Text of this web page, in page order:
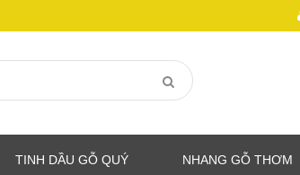
TINH DẦU GỖ QUÝ NHANG GỖ THƠM